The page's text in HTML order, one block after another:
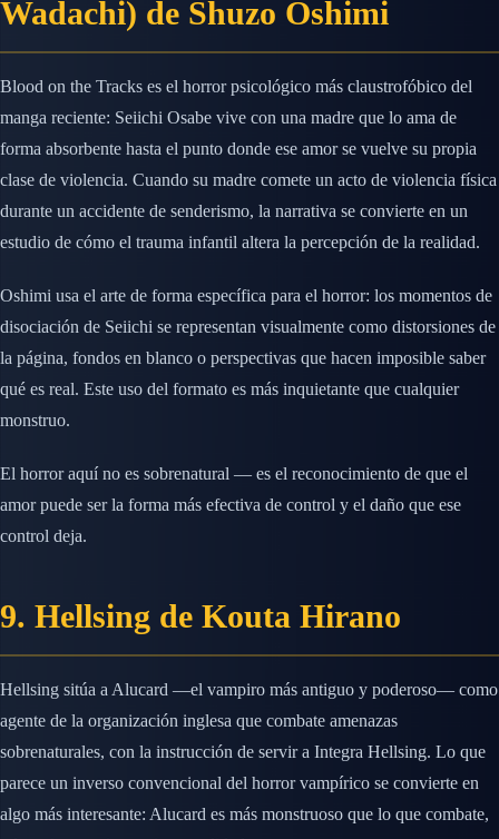
Wadachi) de Shuzo Oshimi
Blood on the Tracks es el horror psicológico más claustrofóbico del
manga reciente: Seiichi Osabe vive con una madre que lo ama de
forma absorbente hasta el punto donde ese amor se vuelve su propia
clase de violencia. Cuando su madre comete un acto de violencia física
durante un accidente de senderismo, la narrativa se convierte en un
estudio de cómo el trauma infantil altera la percepción de la realidad.
Oshimi usa el arte de forma específica para el horror: los momentos de
disociación de Seiichi se representan visualmente como distorsiones de
la página, fondos en blanco o perspectivas que hacen imposible saber
qué es real. Este uso del formato es más inquietante que cualquier
monstruo.
El horror aquí no es sobrenatural — es el reconocimiento de que el
amor puede ser la forma más efectiva de control y el daño que ese
control deja.
9. Hellsing de Kouta Hirano
Hellsing sitúa a Alucard —el vampiro más antiguo y poderoso— como
agente de la organización inglesa que combate amenazas
sobrenaturales, con la instrucción de servir a Integra Hellsing. Lo que
parece un inverso convencional del horror vampírico se convierte en
algo más interesante: Alucard es más monstruoso que lo que combate,